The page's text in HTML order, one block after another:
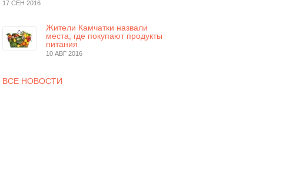
17 СЕН 2016
Жители Камчатки назвали
места, где покупают продукты
питания
10 АВГ 2016
ВСЕ НОВОСТИ